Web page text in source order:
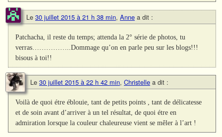
Le 30 juillet 2015 à 21 h 38 min, Anne a dit :
Patchacha, il reste du temps; attenda la 2° série de photos, tu
verras……………..Dommage qu’on en parle peu sur les blogs!!!
bisous à toi!!
Le 30 juillet 2015 à 22 h 42 min, Christelle a dit :
Voilà de quoi étre éblouie, tant de petits points , tant de délicatesse
et de soin avant d’arriver à un tel résultat, de quoi étre en
admiration lorsque la couleur chaleureuse vient se mêler à l’art !